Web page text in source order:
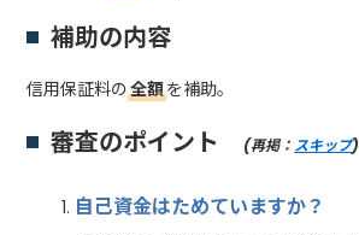
補助の内容
信用保証料の全額を補助。
審査のポイント (再掲： スキップ)
自己資金はためていますか？